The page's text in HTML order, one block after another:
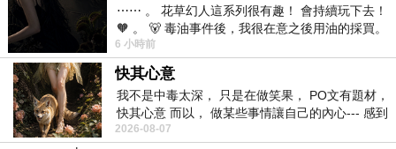
看，十二平均律是人類在眾多可能中做出的「文明選
擇」。自然界的泛音系統並沒有要求人類一定要使用十二
音；事實上，利用泛音可以構成無限多的音高組合。十二
音的形成，是為了使旋律、和聲、樂器製造、跨地域演奏
能夠以最低摩擦成本運作。這是一個折衷，不是定律。
⋯⋯ 。 花草幻人這系列很有趣！ 會持續玩下去！
🧡 。 🐻 毒油事件後，我很在意之後用油的採買。
前天購買了我之前就很愛
6 小時前
快其心意
我不是中毒太深， 只是在做笑果， PO文有題材，
快其心意 而以， 做某些事情讓自己的內心--- 感到
愉快。
2026-08-07